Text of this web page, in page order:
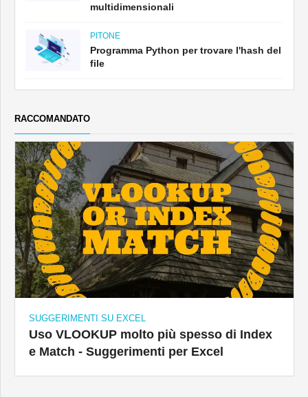
multidimensionali
PITONE
Programma Python per trovare l'hash del
file
RACCOMANDATO
SUGGERIMENTI SU EXCEL
Uso VLOOKUP molto più spesso di Index
e Match - Suggerimenti per Excel